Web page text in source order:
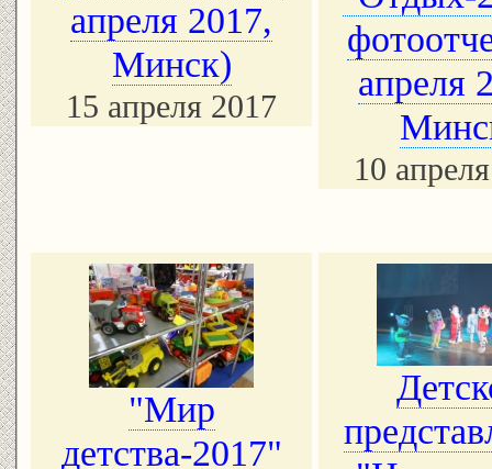
апреля 2017,
Минск)
15 апреля 2017
апреля
10
"Мир
детства-2017"